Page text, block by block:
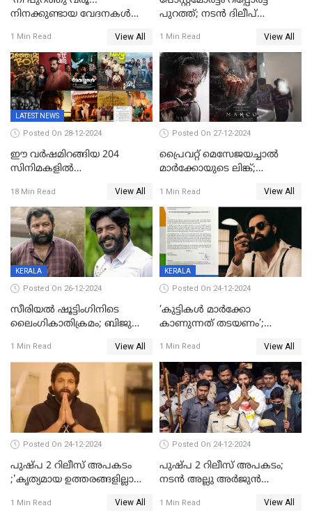
നിനക്കുണ്ടായ വേദനകള്‍
'കരയേണ്ടതും ഒറ്റപ്പെടേണ്ടതും
വേട്ടക്കാരനാണ്, വേദനകള്‍
സധൈര്യം പറയു;
പെണ്‍കുട്ടിയോട് റിനി ആര്‍
ജോര്‍ജ്
1 Min Read View All
പുറത്ത്; നടൻ ദിലീപ്
ആന്തരിക രക്തസ്രാവം
1 Min Read View All
LATEST NEWS
Posted On 28-12-2024
ഈ വർഷമിറങ്ങിയ 204
സിനിമകളിൽ
ചിത്രങ്ങൾ; 2024ൽ സിനിമാ
വ്യവസായത്തിന് നഷ്ടം 700
കോടി; അഭിനേതാക്കൾ
പ്രതിഫലം കുറയ്ക്കണമെന്നും
നിർമാതാക്കളുടെ സംഘടന
18 Min Read View All
Posted On 27-12-2024
പ്രൈവറ്റ് മെസേജയച്ചാല്‍
മാർക്കോയുടെ ലിങ്ക്;
സ്വദേശി അറസ്റ്റില്‍
1 Min Read View All
KERALA
Posted On 26-12-2024
സീരിയല്‍ ഷൂട്ടിംഗിനിടെ
ലൈംഗികാതിക്രമം; ബിജു
ശ്രീകുമാറിനുമെതിരെ കേസ്
1 Min Read View All
KERALA
Posted On 24-12-2024
‘കുട്ടികൾ മാർക്കോ
കാണുന്നത് തടയണം’;
മാതാപിതാക്കൾക്കൊപ്പം
കുട്ടികളുമെത്തുന്നു;
മുഖ്യമന്ത്രിക്ക് പരാതി നൽകി
കെപിസിസി അംഗം
1 Min Read View All
Posted On 24-12-2024
പുഷ്‌പ 2 റിലീസ് അപകടം
;'കൃത്യമായ ഉത്തരങ്ങളില്ലാതെ
1 Min Read View All
Posted On 24-12-2024
പുഷ്പ 2 റിലീസ് അപകടം;
നടന്‍ അല്ലു അര്‍ജുൻ
മുന്നിൽ ഹാജരായി
1 Min Read View All